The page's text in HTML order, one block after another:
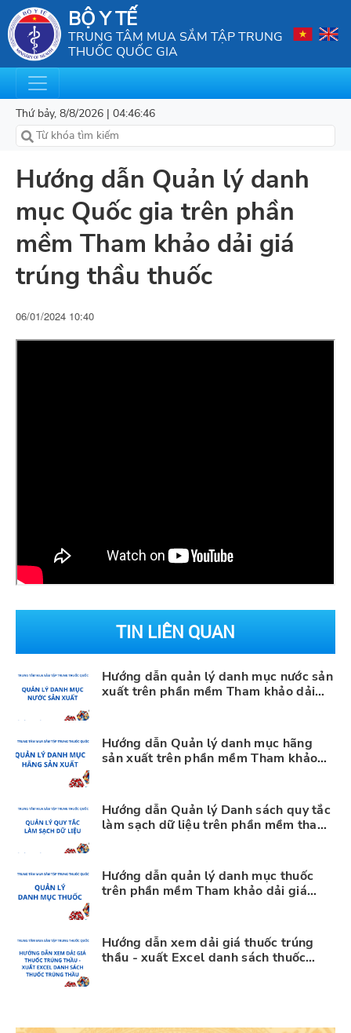
BỘ Y TẾ
TRUNG TÂM MUA SẮM TẬP TRUNG
THUỐC QUỐC GIA
Thứ bảy, 8/8/2026 | 04:46:46
Hướng dẫn Quản lý danh
mục Quốc gia trên phần
mềm Tham khảo dải giá
trúng thầu thuốc
06/01/2024 10:40
TIN LIÊN QUAN
Hướng dẫn quản lý danh mục nước sản
xuất trên phần mềm Tham khảo dải
Hướng dẫn Quản lý danh mục hãng
sản xuất trên phần mềm Tham khảo
Hướng dẫn Quản lý Danh sách quy tắc
làm sạch dữ liệu trên phần mềm tham
Hướng dẫn quản lý danh mục thuốc
trên phần mềm Tham khảo dải giá
Hướng dẫn xem dải giá thuốc trúng
thầu - xuất Excel danh sách thuốc